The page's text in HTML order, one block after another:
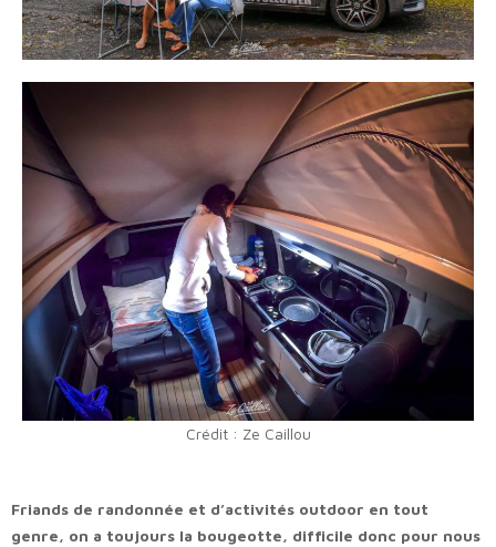
Crédit : Ze Caillou
Friands de randonnée et d’activités outdoor en tout
genre, on a toujours la bougeotte, difficile donc pour nous